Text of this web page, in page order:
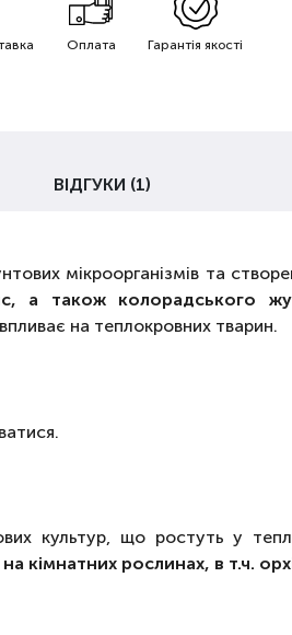
Оплата Гарантія якості
ВІДГУКИ (1)
мікроорганізмів та
а також колорадського
на теплокровних тварин.
культур, що ростуть у
на кімнатних рослинах, в т.ч.